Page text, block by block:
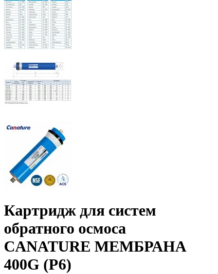
Картридж для систем
обратного осмоса
CANATURE МЕМБРАНА
400G (P6)